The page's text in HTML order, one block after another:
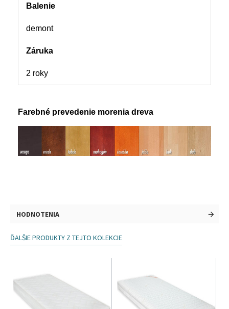
Balenie
demont
Záruka
2 roky
Farebné prevedenie morenia dreva
HODNOTENIA
ĎALŠIE PRODUKTY Z TEJTO KOLEKCIE